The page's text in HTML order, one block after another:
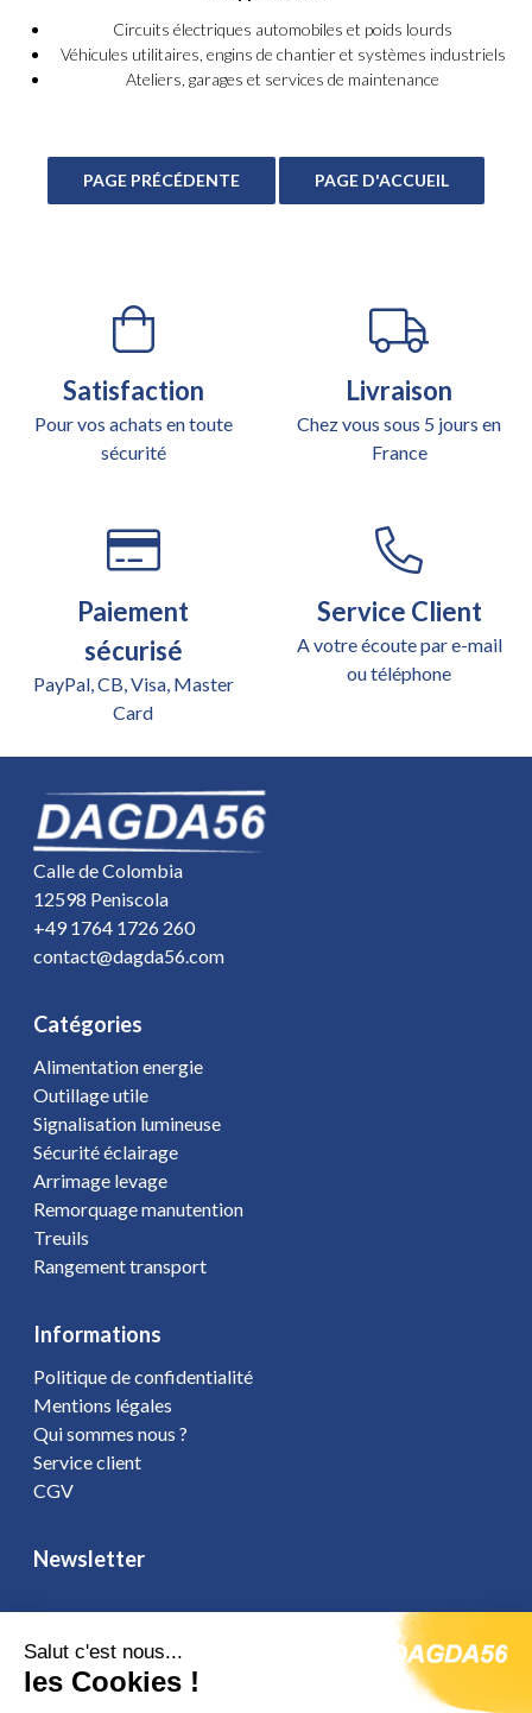
Circuits électriques automobiles et poids lourds
Véhicules utilitaires, engins de chantier et systèmes industriels
Ateliers, garages et services de maintenance
Satisfaction
Pour vos achats en toute
sécurité
Livraison
Chez vous sous 5 jours en
France
Paiement
sécurisé
PayPal, CB, Visa, Master
Card
Service Client
A votre écoute par e-mail
ou téléphone
Calle de Colombia
12598 Peniscola
+49 1764 1726 260
contact@dagda56.com
Catégories
Alimentation energie
Outillage utile
Signalisation lumineuse
Sécurité éclairage
Arrimage levage
Remorquage manutention
Treuils
Rangement transport
Informations
Politique de confidentialité
Mentions légales
Qui sommes nous ?
Service client
CGV
Newsletter
Vous affirmez avoir pris connaissance de notre
politique de
. Vous disposez d'un droit d'accès, de rectification et
Salut c'est nous...
les Cookies !